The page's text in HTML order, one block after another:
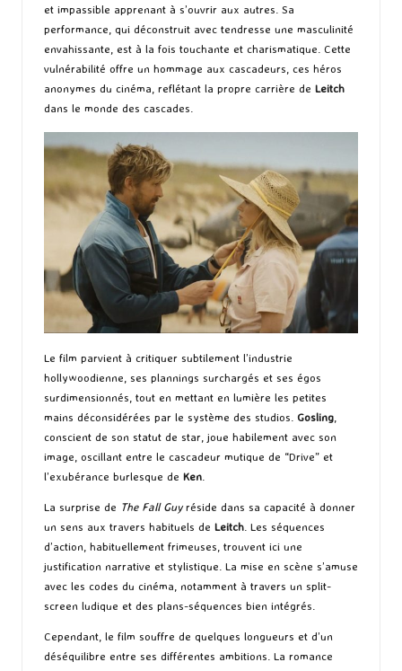
et impassible apprenant à s’ouvrir aux autres. Sa
performance, qui déconstruit avec tendresse une masculinité
envahissante, est à la fois touchante et charismatique. Cette
vulnérabilité offre un hommage aux cascadeurs, ces héros
anonymes du cinéma, reflétant la propre carrière de Leitch
dans le monde des cascades.
Le film parvient à critiquer subtilement l’industrie
hollywoodienne, ses plannings surchargés et ses égos
surdimensionnés, tout en mettant en lumière les petites
mains déconsidérées par le système des studios. Gosling
conscient de son statut de star, joue habilement avec son
image, oscillant entre le cascadeur mutique de “Drive” et
l’exubérance burlesque de Ken
La surprise de The Fall Guyréside dans sa capacité à donner
un sens aux travers habituels de Leitch . Les séquences
d’action, habituellement frimeuses, trouvent ici une
justification narrative et stylistique. La mise en scène s’amuse
avec les codes du cinéma, notamment à travers un split-
screen ludique et des plans-séquences bien intégrés.
Cependant, le film souffre de quelques longueurs et d’un
déséquilibre entre ses différentes ambitions. La romance